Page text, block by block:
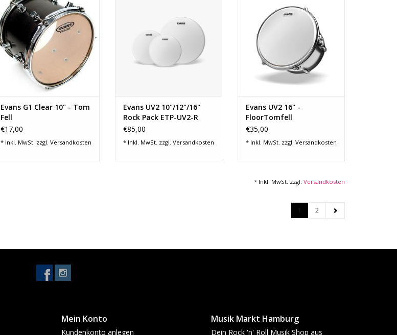
Felltyp: 1-lagig
Farbe: Transparent
Oberfläche: glatt
Produkt-Code: TT10G1
ZUM WARENKORB HINZUFÜGEN
Evans G1 Clear 10" - Tom
Fell
€17,00
* Inkl. MwSt. zzgl. Versandkosten
Beschichtung
Jedes Fell der UV2 Serie enthält 2
7mm-Lagen, die beschichtet und
anschließend ausgehärtet
wurden
Evans UV2 10"/12"/16"
Rock Pack ETP-UV2-R
€85,00
* Inkl. MwSt. zzgl. Versandkosten
patentierte UV-gehärtete
Beschichtung
Jedes Fell der UV2 Serie enthält 2
7mm-Lagen, die beschichtet und
anschließend ausgehärtet
wurden
ZUM WARENKORB HINZUFÜGEN
Evans UV2 16" -
FloorTomfell
€35,00
* Inkl. MwSt. zzgl. Versandkosten
* Inkl. MwSt. zzgl. Versandkosten
2
Mein Konto
Kundenkonto anlegen
Musik Markt Hamburg
Dein Rock 'n' Roll Musik Shop aus